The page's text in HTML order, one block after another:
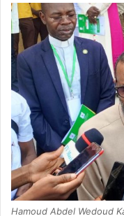
Hamoud Abdel Wedoud